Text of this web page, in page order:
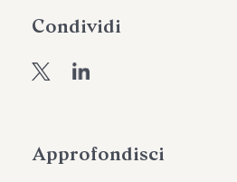
Approfondisci
Condividi